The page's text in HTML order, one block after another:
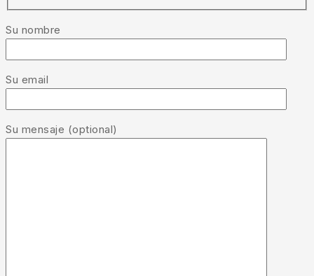
Su nombre
Su email
Su mensaje (optional)